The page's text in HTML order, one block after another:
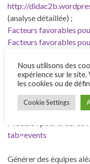
http://
(analyse détaillée) ;
Facteurs favorables
Facteurs favorables
Réflexions diverses sur
pratique;
Applications
tab=events
Générer des équipes
Nous utilisons des
expérience sur le
les cookies ou de
Cookie Settings